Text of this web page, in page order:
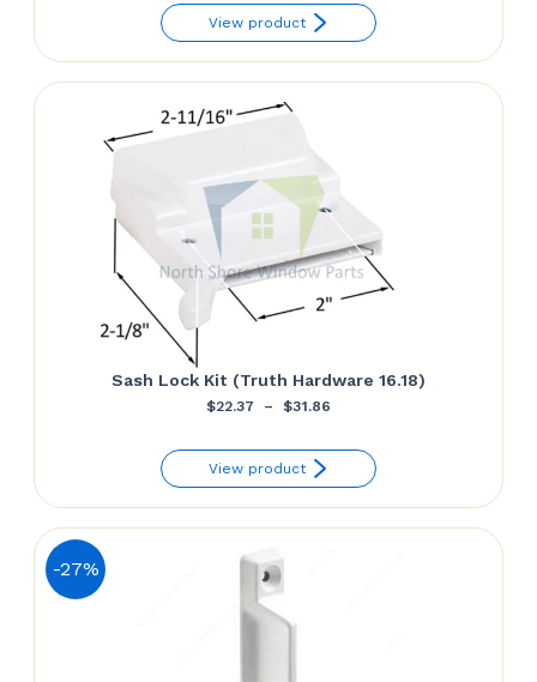
View product
Sash Lock Kit (Truth Hardware 16.18)
$22.37 – $31.86
$22.37
View product
-27%